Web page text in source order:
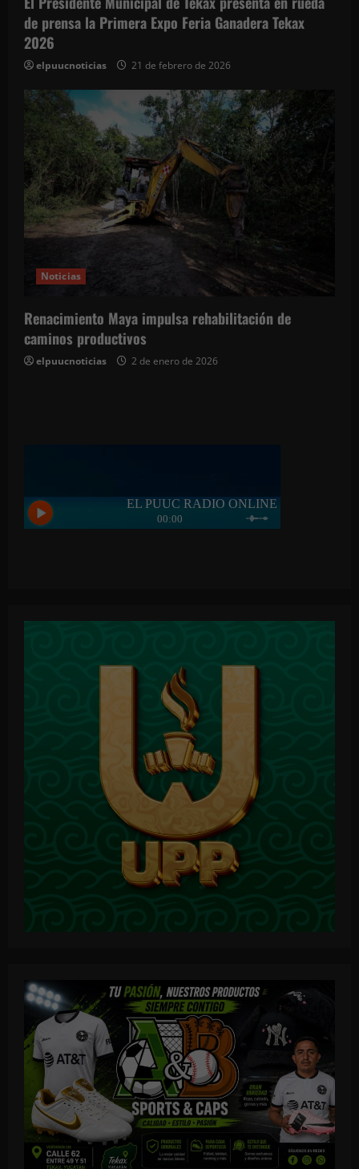
de prensa la Primera Expo Feria Ganadera Tekax
2026
elpuucnoticias 21 de febrero de 2026
Noticias
Renacimiento Maya impulsa rehabilitación de
caminos productivos
elpuucnoticias 2 de enero de 2026